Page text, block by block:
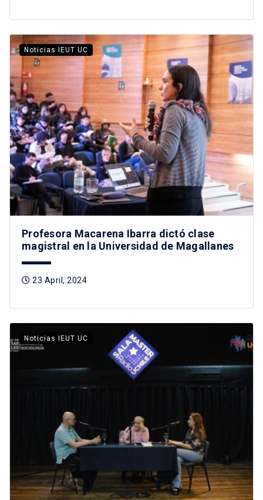
Noticias IEUT UC
Profesora Macarena Ibarra dictó clase
magistral en la Universidad de Magallanes
23 April, 2024
Noticias IEUT UC